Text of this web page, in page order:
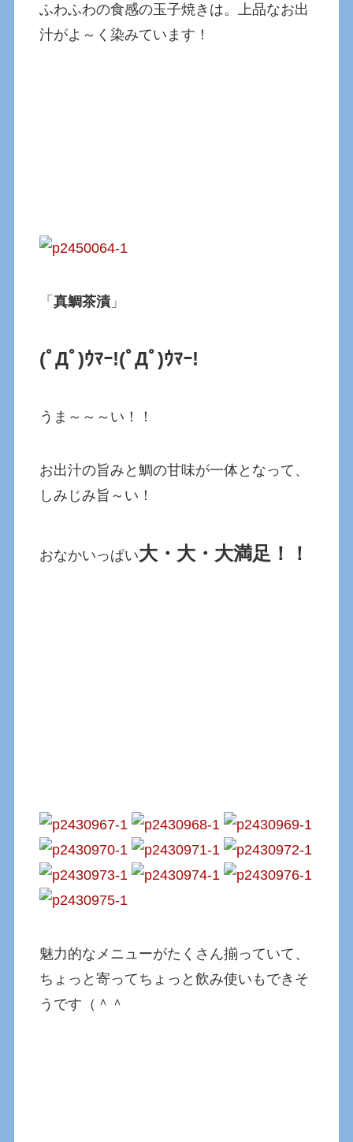
ふわふわの食感の玉子焼きは。上品なお出
汁がよ～く染みています！
「真鯛茶漬 」
(ﾟДﾟ)ｳﾏｰ!(ﾟДﾟ)ｳﾏｰ!
うま～～～い！！
お出汁の旨みと鯛の甘味が一体となって、
しみじみ旨～い！
おなかいっぱい大・大・大満足！！
魅力的なメニューがたくさん揃っていて、
ちょっと寄ってちょっと飲み使いもできそ
うです（＾＾